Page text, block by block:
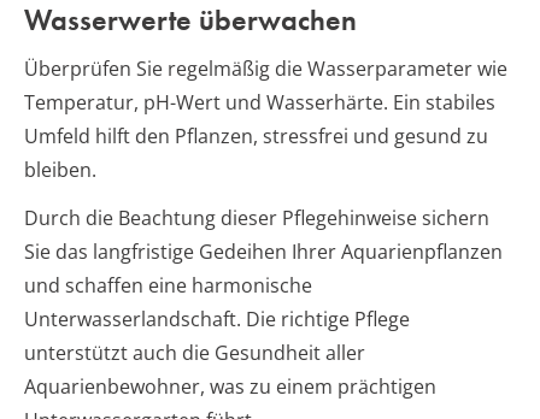
Wasserwerte überwachen
Überprüfen Sie regelmäßig die Wasserparameter wie
Temperatur, pH-Wert und Wasserhärte. Ein stabiles
Umfeld hilft den Pflanzen, stressfrei und gesund zu
bleiben.
Durch die Beachtung dieser Pflegehinweise sichern
Sie das langfristige Gedeihen Ihrer Aquarienpflanzen
und schaffen eine harmonische
Unterwasserlandschaft. Die richtige Pflege
unterstützt auch die Gesundheit aller
Aquarienbewohner, was zu einem prächtigen